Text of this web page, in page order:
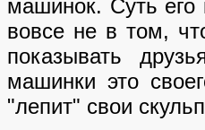
машинок. Суть его
вовсе не в том,
показывать
машинки это
"лепит" свои